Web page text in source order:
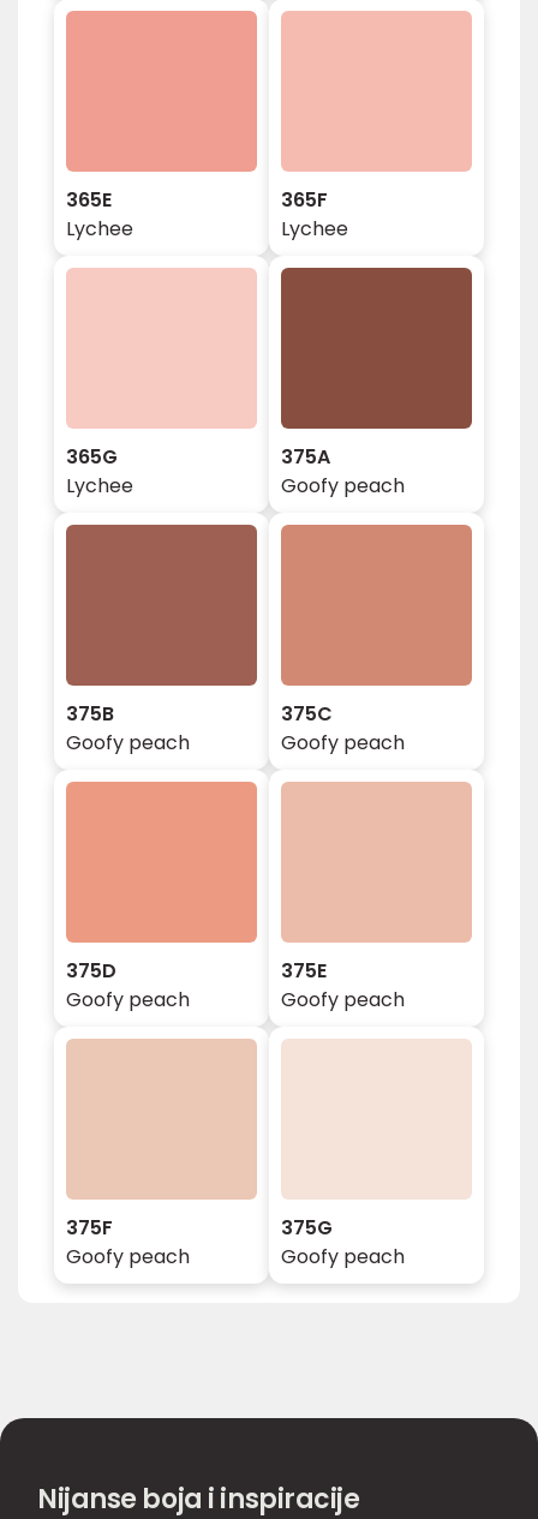
365E
Lychee
365F
Lychee
365G
Lychee
375A
Goofy peach
375B
Goofy peach
375C
Goofy peach
375D
Goofy peach
375E
Goofy peach
375F
Goofy peach
375G
Goofy peach
Nijanse boja i inspiracije